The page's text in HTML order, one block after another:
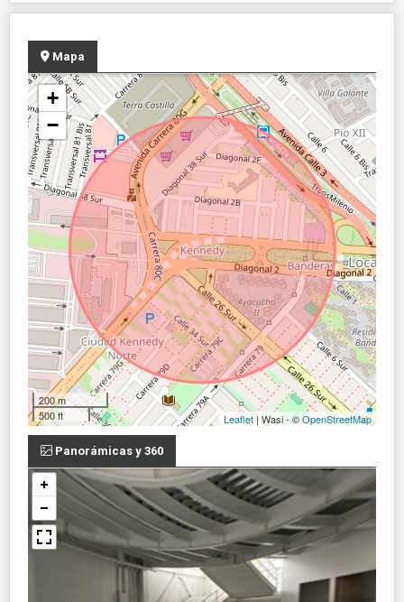
Mapa
+
−
200 m
500 ft
Leaflet| Wasi - ©OpenStreetMap
Panorámicas y 360